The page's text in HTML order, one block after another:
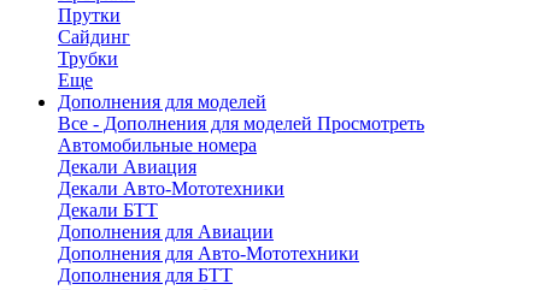
Прутки
Сайдинг
Трубки
Еще
Дополнения для моделей
Все - Дополнения для моделей Просмотреть
Автомобильные номера
Декали Авиация
Декали Авто-Мототехники
Декали БТТ
Дополнения для Авиации
Дополнения для Авто-Мототехники
Дополнения для БТТ